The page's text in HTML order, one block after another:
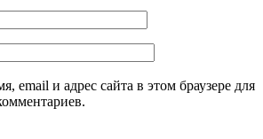
email и адрес сайта в этом браузере для